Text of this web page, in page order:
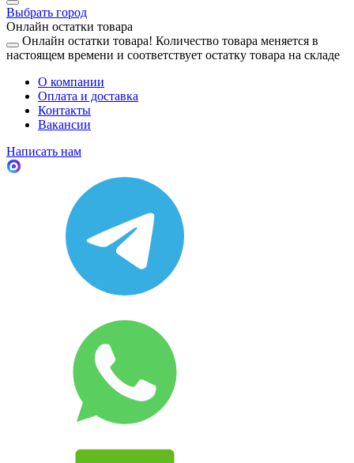
Выбрать город
Онлайн остатки товара
Онлайн остатки товара! Количество товара меняется в
настоящем времени и соответствует остатку товара на складе
О компании
Оплата и доставка
Контакты
Вакансии
Написать нам